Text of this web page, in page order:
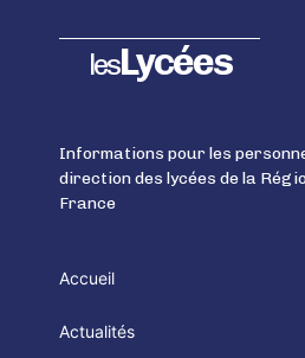
lesLycées
Informations pour les
direction des lycées de la
France
Accueil
Actualités